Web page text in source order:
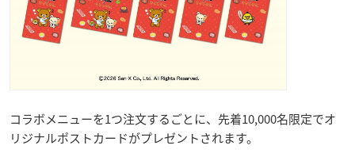
コラボメニューを1つ注文するごとに、先着10,000名限定でオ
リジナルポストカードがプレゼントされます。